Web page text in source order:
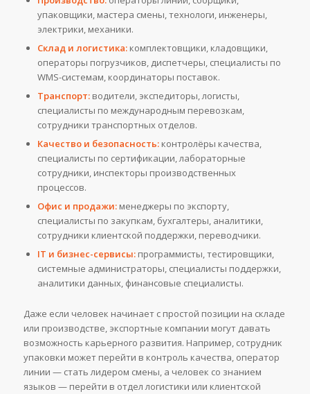
упаковщики, мастера смены, технологи, инженеры,
электрики, механики.
Склад и логистика:комплектовщики, кладовщики,
операторы погрузчиков, диспетчеры, специалисты по
WMS-системам, координаторы поставок.
Транспорт:водители, экспедиторы, логисты,
специалисты по международным перевозкам,
сотрудники транспортных отделов.
Качество и безопасность:контролёры качества,
специалисты по сертификации, лабораторные
сотрудники, инспекторы производственных
процессов.
Офис и продажи:менеджеры по экспорту,
специалисты по закупкам, бухгалтеры, аналитики,
сотрудники клиентской поддержки, переводчики.
IT и бизнес-сервисы:программисты, тестировщики,
системные администраторы, специалисты поддержки,
аналитики данных, финансовые специалисты.
Даже если человек начинает с простой позиции на складе
или производстве, экспортные компании могут давать
возможность карьерного развития. Например, сотрудник
упаковки может перейти в контроль качества, оператор
линии — стать лидером смены, а человек со знанием
языков — перейти в отдел логистики или клиентской